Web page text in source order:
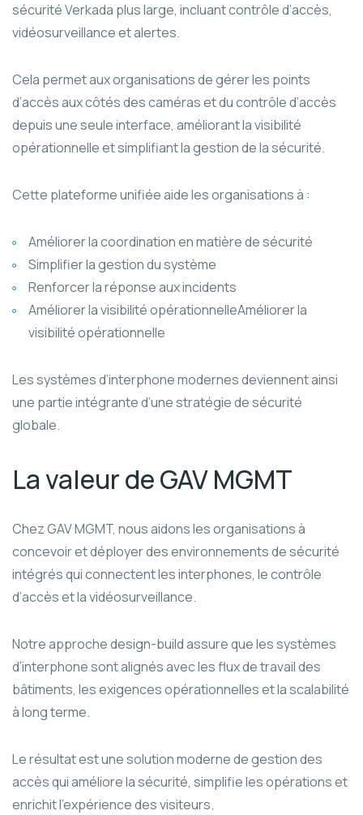
sécurité Verkada plus large, incluant contrôle d’accès,
vidéosurveillance et alertes.
Cela permet aux organisations de gérer les points
d’accès aux côtés des caméras et du contrôle d’accès
depuis une seule interface, améliorant la visibilité
opérationnelle et simplifiant la gestion de la sécurité.
Cette plateforme unifiée aide les organisations à :
Améliorer la coordination en matière de sécurité
Simplifier la gestion du système
Renforcer la réponse aux incidents
Améliorer la visibilité opérationnelleAméliorer la
visibilité opérationnelle
Les systèmes d’interphone modernes deviennent ainsi
une partie intégrante d’une stratégie de sécurité
globale.
La valeur de GAV MGMT
Chez GAV MGMT, nous aidons les organisations à
concevoir et déployer des environnements de sécurité
intégrés qui connectent les interphones, le contrôle
d’accès et la vidéosurveillance.
Notre approche design-build assure que les systèmes
d’interphone sont alignés avec les flux de travail des
bâtiments, les exigences opérationnelles et la scalabilité
à long terme.
Le résultat est une solution moderne de gestion des
accès qui améliore la sécurité, simplifie les opérations et
enrichit l’expérience des visiteurs.